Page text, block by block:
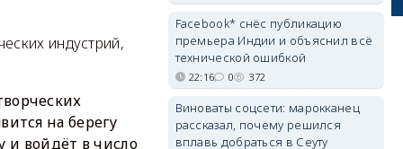
индустрий,
на берегу
и войдёт в число
Facebook* снёс публикацию
премьера Индии и объяснил всё
технической ошибкой
22:16 0 372
Виноваты соцсети: марокканец
рассказал, почему решился
вплавь добраться в Сеуту